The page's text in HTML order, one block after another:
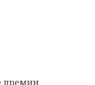
премии